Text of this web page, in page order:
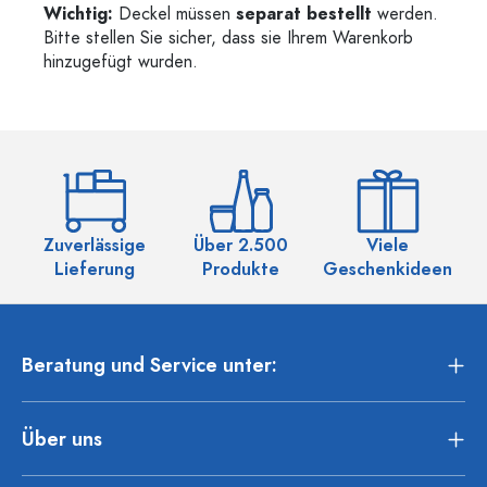
Wichtig: Deckel müssen separat bestellt werden.
Bitte stellen Sie sicher, dass sie Ihrem Warenkorb
hinzugefügt wurden.
Zuverlässige
Lieferung
Über 2.500
Produkte
Viele
Geschenkideen
Beratung und Service unter:
Über uns